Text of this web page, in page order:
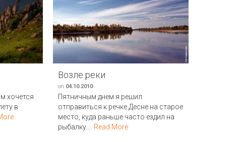
хочется
в
Возле реки
on 04.10.2010
Пятничным днем я решил
отправиться к речке Десне на старое
место, куда раньше часто ездил на
рыбалку.... Read More